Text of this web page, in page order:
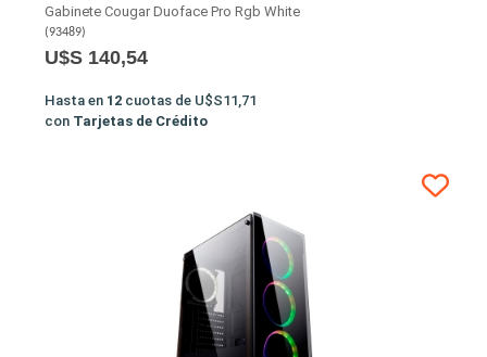
Gabinete Cougar Duoface Pro Rgb White
(93489)
U$S 140,54
Hasta en 12 cuotas de U$S11,71
con Tarjetas de Crédito